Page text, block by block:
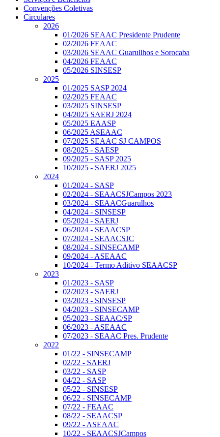
Convenções Coletivas
Circulares
2026
01/2026 SEAAC Presidente Prudente
02/2026 FEAAC
03/2026 SEAAC Guarullhos e Sorocaba
04/2026 FEAAC
05/2026 SINSESP
2025
01/2025 SASP 2024
02/2025 FEAAC
03/2025 SINSESP
04/2025 SAERJ 2024
05/2025 EAASP
06/2025 ASEAAC
07/2025 SEAAC SJ CAMPOS
08/2025 - SAESP
09/2025 - SASP 2025
10/2025 - SAERJ 2025
2024
01/2024 - SASP
02/2024 - SEAACSJCampos 2023
03/2024 - SEAACGuarulhos
04/2024 - SINSESP
05/2024 - SAERJ
06/2024 - SEAACSP
07/2024 - SEAACSJC
08/2024 - SINSECAMP
09/2024 - ASEAAC
10/2024 - Termo Aditivo SEAACSP
2023
01/2023 - SASP
02/2023 - SAERJ
03/2023 - SINSESP
04/2023 - SINSECAMP
05/2023 - SEAAC/SP
06/2023 - ASEAAC
07/2023 - SEAAC Pres. Prudente
2022
01/22 - SINSECAMP
02/22 - SAERJ
03/22 - SASP
04/22 - SASP
05/22 - SINSESP
06/22 - SINSECAMP
07/22 - FEAAC
08/22 - SEAACSP
09/22 - ASEAAC
10/22 - SEAACSJCampos